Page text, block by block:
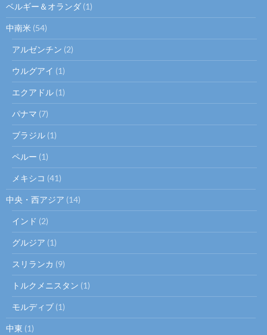
ベルギー＆オランダ (1)
中南米 (54)
アルゼンチン (2)
ウルグアイ (1)
エクアドル (1)
パナマ (7)
ブラジル (1)
ペルー (1)
メキシコ (41)
中央・西アジア (14)
インド (2)
グルジア (1)
スリランカ (9)
トルクメニスタン (1)
モルディブ (1)
中東 (1)